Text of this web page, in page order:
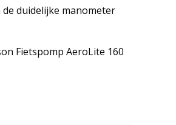
duidelijke manometer
Fietspomp AeroLite 160